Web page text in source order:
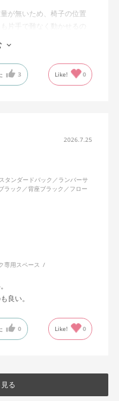
が無いため、椅子の位置
片手で難なく動かせるの
込みすぎないところが気
ュブルーで、部屋の差し
た。とにかく動きが滑ら
嬉しいです。
3 Like! 0
2026.7.25
タンダードバック／ランバーサ
ラック／背座ブラック／フロー
専用スペース
良い。
0 Like! 0
る